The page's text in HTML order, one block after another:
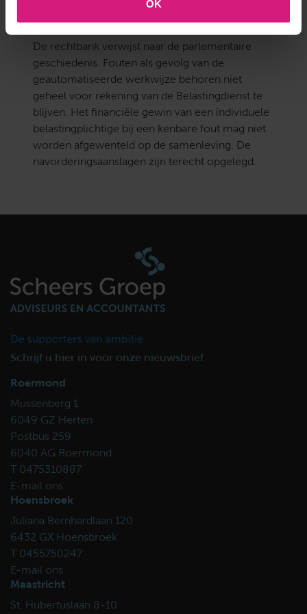
OK
Systeemrisico's niet voor rekening
samenleving
De rechtbank verwijst naar de parlementaire
geschiedenis. Fouten als gevolg van de
geautomatiseerde werkwijze behoren niet
geheel voor rekening van de Belastingdienst te
blijven. Het financiële gewin van een individuele
belastingplichtige bij een kenbare fout mag niet
worden afgewenteld op de samenleving. De
navorderingsaanslagen zijn terecht opgelegd.
Schrijf u hier in voor onze nieuwsbrief
Roermond
Mussenberg 1
6049 GZ Herten
Postbus 259
6040 AG Roermond
T 0475310887
E-mail ons
Hoensbroek
Juliana Bernhardlaan 120
6432 GX Hoensbroek
T 0455750247
E-mail ons
Maastricht
St. Hubertuslaan 8-10